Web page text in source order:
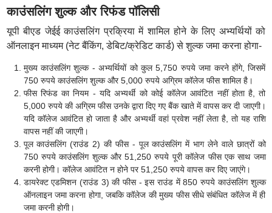
काउंसलिंग शुल्क और रिफंड पॉलिसी
यूपी बीएड जेईई काउंसलिंग प्रक्रिया में शामिल होने के लिए अभ्यर्थियों को
ऑनलाइन माध्यम (नेट बैंकिंग, डेबिट/क्रेडिट कार्ड) से शुल्क जमा करना होगा-
मुख्य काउंसलिंग शुल्क - अभ्यर्थियों को कुल 5,750 रुपये जमा करने होंगे, जिसमें
750 रुपये काउंसलिंग शुल्क और 5,000 रुपये अग्रिम कॉलेज फीस शामिल है।
फीस रिफंड का नियम - यदि अभ्यर्थी को कोई कॉलेज आवंटित नहीं होता है, तो
5,000 रुपये की अग्रिम फीस उनके द्वारा दिए गए बैंक खाते में वापस कर दी जाएगी।
यदि कॉलेज आवंटित हो जाता है और अभ्यर्थी वहां प्रवेश नहीं लेता है, तो यह राशि
वापस नहीं की जाएगी।
पूल काउंसलिंग (राउंड 2) की फीस - पूल काउंसलिंग में भाग लेने वाले छात्रों को
750 रुपये काउंसलिंग शुल्क और 51,250 रुपये पूरी कॉलेज फीस एक साथ जमा
करनी होगी। कॉलेज आवंटित न होने पर 51,250 रुपये वापस कर दिए जाएंगे।
डायरेक्ट एडमिशन (राउंड 3) की फीस - इस राउंड में 850 रुपये काउंसलिंग शुल्क
ऑनलाइन जमा करना होगा, जबकि कॉलेज की मुख्य फीस सीधे संबंधित कॉलेज में ही
जमा करनी होगी।